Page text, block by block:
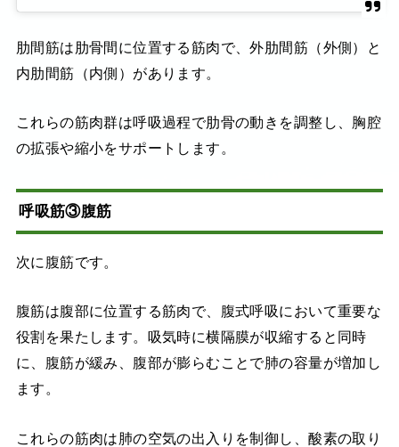
肋間筋は肋骨間に位置する筋肉で、外肋間筋（外側）と
内肋間筋（内側）があります。
これらの筋肉群は呼吸過程で肋骨の動きを調整し、胸腔
の拡張や縮小をサポートします。
呼吸筋③腹筋
次に腹筋です。
腹筋は腹部に位置する筋肉で、腹式呼吸において重要な
役割を果たします。吸気時に横隔膜が収縮すると同時
に、腹筋が緩み、腹部が膨らむことで肺の容量が増加し
ます。
これらの筋肉は肺の空気の出入りを制御し、酸素の取り